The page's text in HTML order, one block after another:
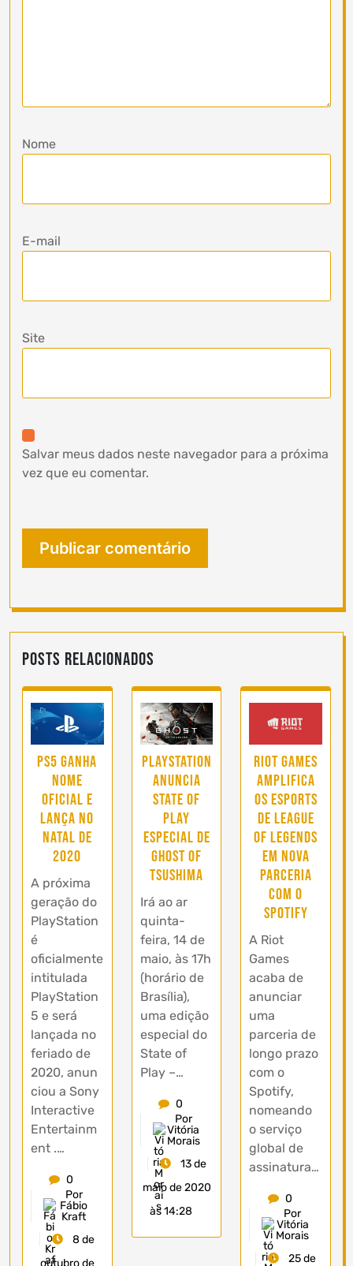
Nome
E-mail
Site
Salvar meus dados neste navegador para a próxima
vez que eu comentar.
Posts Relacionados
PS5 ganha
nome
oficial e
lança no
natal de
2020
A próxima
geração do
PlayStation
é
oficialmente
intitulada
PlayStation
5 e será
lançada no
feriado de
2020, anun
ciou a Sony
Interactive
Entertainm
ent .…
0
Por
Fábio
Kraft
8 de
outubro de
PlayStation
anuncia
State of
Play
especial de
Ghost of
Tsushima
Irá ao ar
quinta-
feira, 14 de
maio, às 17h
(horário de
Brasília),
uma edição
especial do
State of
Play –…
0
Por
Vitória
Morais
13 de
maio de 2020
às 14:28
Riot Games
amplifica
os Esports
de League
of Legends
em nova
parceria
com o
Spotify
A Riot
Games
acaba de
anunciar
uma
parceria de
longo prazo
com o
Spotify,
nomeando
o serviço
global de
assinatura…
0
Por
Vitória
Morais
25 de